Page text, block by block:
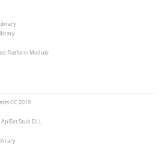
Platform Module
CC 2019
ApiSet Stub DLL